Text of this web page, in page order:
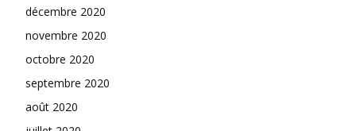
décembre 2020
novembre 2020
octobre 2020
septembre 2020
août 2020